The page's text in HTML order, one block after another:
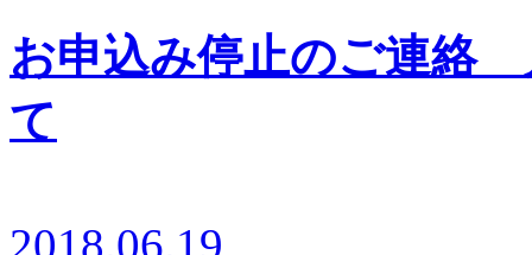
お申込み停止のご連絡
て